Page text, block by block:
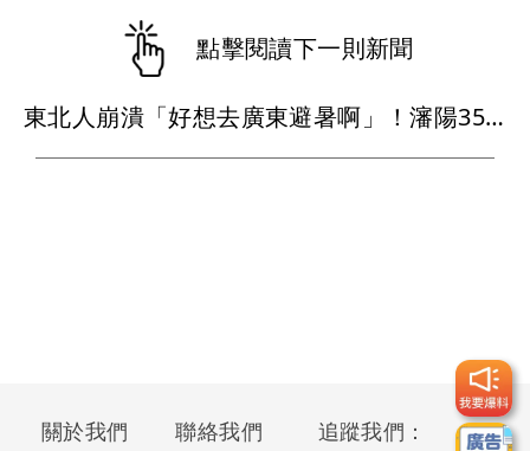
點擊閱讀下一則新聞
東北人崩潰「好想去廣東避暑啊」！瀋陽35℃熱過廣州 避暑天堂失守「元凶」曝光
關於我們 聯絡我們 追蹤我們：